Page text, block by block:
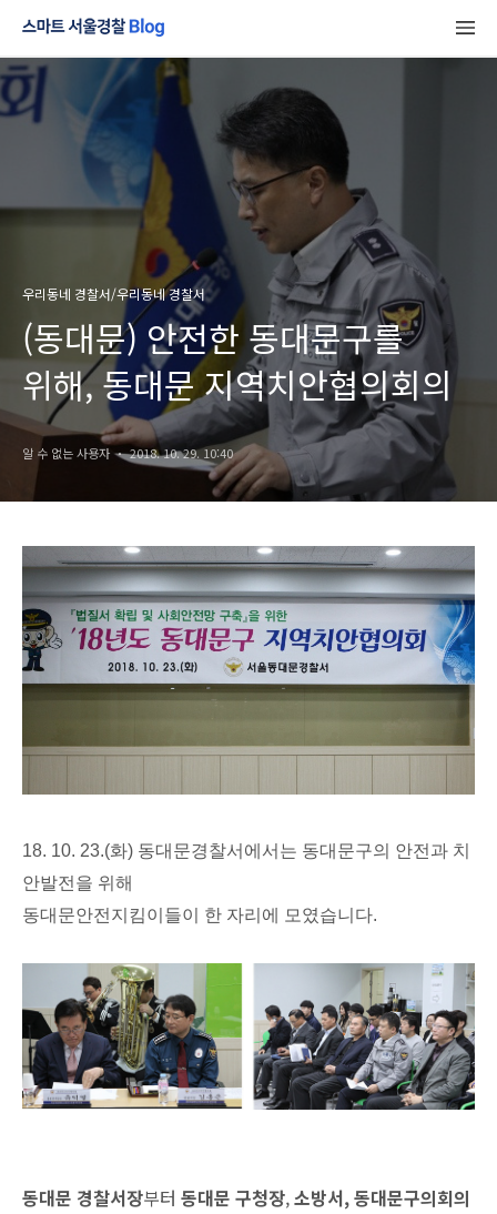
우리동네 경찰서/우리동네 경찰서
(동대문) 안전한 동대문구를
위해, 동대문 지역치안협의회의
알 수 없는 사용자 2018. 10. 29. 10:40
18. 10. 23.(화) 동대문경찰서에서는 동대문구의 안전과 치
안발전을 위해
동대문안전지킴이들이 한 자리에 모였습니다.
동대문 경찰서장부터 동대문 구청장,소방서,동대문구의회의